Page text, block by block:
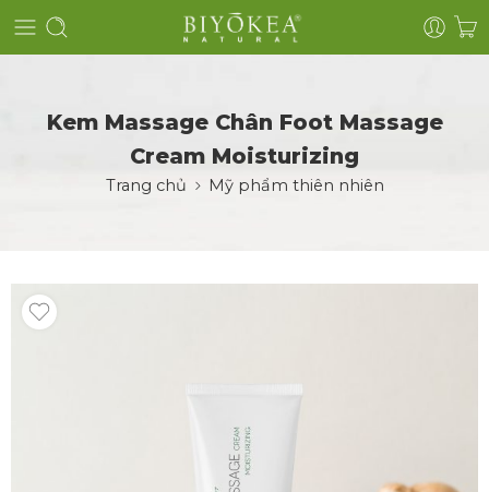
Kem Massage Chân Foot Massage
Cream Moisturizing
Trang chủ Mỹ phẩm thiên nhiên